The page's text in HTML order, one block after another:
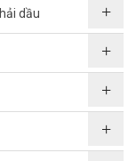
dầu